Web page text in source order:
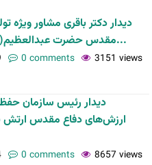
دیدار دکتر باقری مشاور ویژه
مقدس حضرت عبدالعظیم(ع) در امور بین...
0 comments 3151 views
دیدار رئیس سازمان حفظ
ارزش‌های دفاع مقدس ارتش
0 comments 8657 views